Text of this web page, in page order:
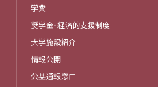
学費
奨学金・経済的支援制度
大学施設紹介
情報公開
公益通報窓口